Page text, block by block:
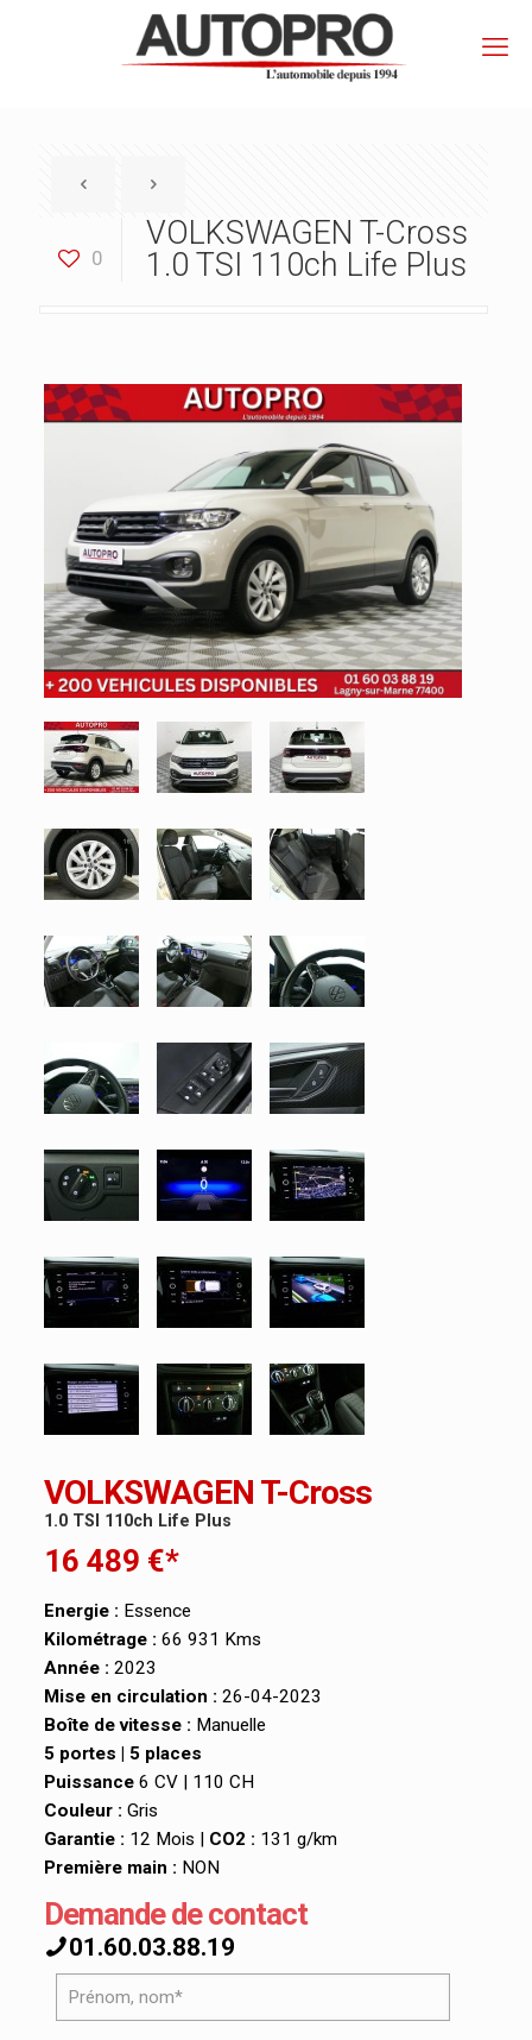
0
VOLKSWAGEN T-Cross
1.0 TSI 110ch Life Plus
VOLKSWAGEN T-Cross
1.0 TSI 110ch Life Plus
16 489 €*
Energie : Essence
Kilométrage : 66 931 Kms
Année : 2023
Mise en circulation : 26-04-2023
Boîte de vitesse : Manuelle
5 portes | 5 places
Puissance 6 CV | 110 CH
Couleur : Gris
Garantie : 12 Mois | CO2 : 131 g/km
Première main : NON
Demande de contact
01.60.03.88.19